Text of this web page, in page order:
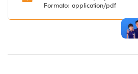
Formato: application/pdf